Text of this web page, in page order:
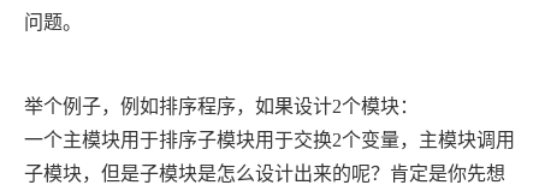
问题。
举个例子，例如排序程序，如果设计2个模块：
一个主模块用于排序子模块用于交换2个变量，主模块调用
子模块，但是子模块是怎么设计出来的呢？肯定是你先想